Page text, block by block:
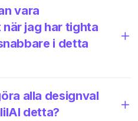
vara
jag har tighta
i detta
alla designval
detta?